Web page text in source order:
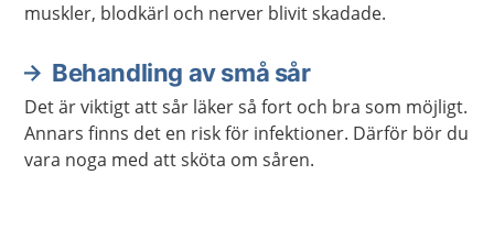
muskler, blodkärl och nerver blivit skadade.
Behandling av små sår
Det är viktigt att sår läker så fort och bra som möjligt.
Annars finns det en risk för infektioner. Därför bör du
vara noga med att sköta om såren.